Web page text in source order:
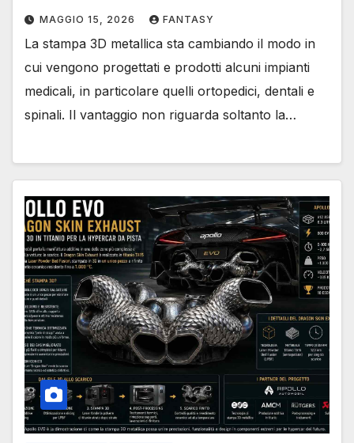
MAGGIO 15, 2026 FANTASY
La stampa 3D metallica sta cambiando il modo in
cui vengono progettati e prodotti alcuni impianti
medicali, in particolare quelli ortopedici, dentali e
spinali. Il vantaggio non riguarda soltanto la…